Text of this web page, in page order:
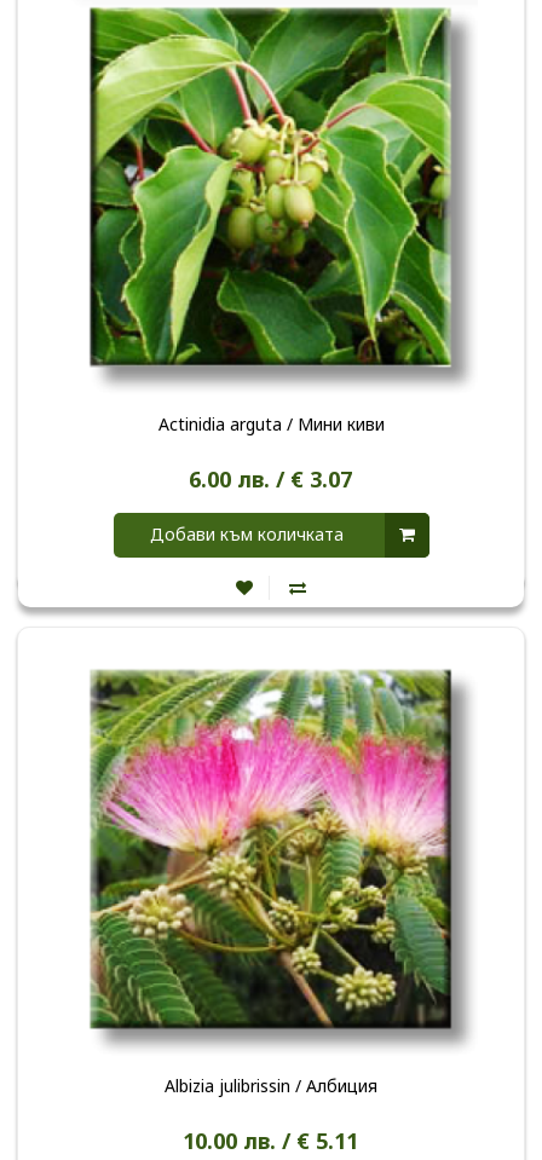
Actinidia arguta / Мини киви
6.00 лв. / € 3.07
Добави към количката
Albizia julibrissin / Албиция
10.00 лв. / € 5.11